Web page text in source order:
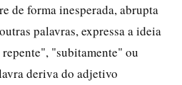
de forma inesperada, abrupta
palavras, expressa a ideia
"subitamente" ou
deriva do adjetivo